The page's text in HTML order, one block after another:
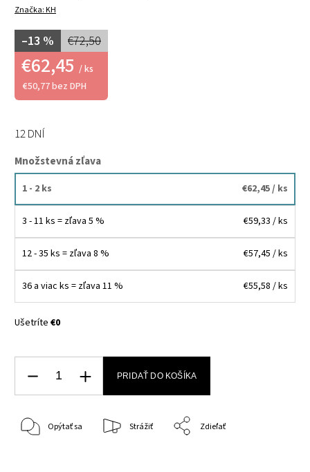
Značka:KH
€72,50
–13 %
€62,45 / ks
€50,77 bez DPH
12 DNÍ
Množstevná zľava
1 - 2 ks €62,45/ ks
3 - 11 ks = zľava 5 % €59,33 / ks
12 - 35 ks = zľava 8 % €57,45 / ks
36 a viac ks = zľava 11 % €55,58 / ks
Ušetríte €0
PRIDAŤ DO KOŠÍKA
Opýtať sa Strážiť Zdieľať